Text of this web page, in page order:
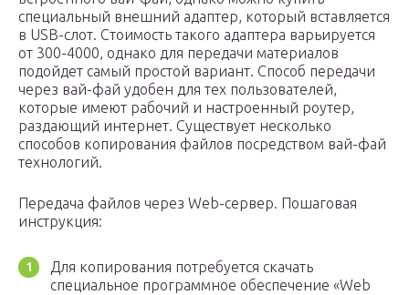
специальный внешний адаптер, который вставляется
в USB-слот. Стоимость такого адаптера варьируется
от 300-4000, однако для передачи материалов
подойдет самый простой вариант. Способ передачи
через вай-фай удобен для тех пользователей,
которые имеют рабочий и настроенный роутер,
раздающий интернет. Существует несколько
способов копирования файлов посредством вай-фай
технологий.
Передача файлов через Web-сервер. Пошаговая
инструкция:
Для копирования потребуется скачать
специальное программное обеспечение «Web